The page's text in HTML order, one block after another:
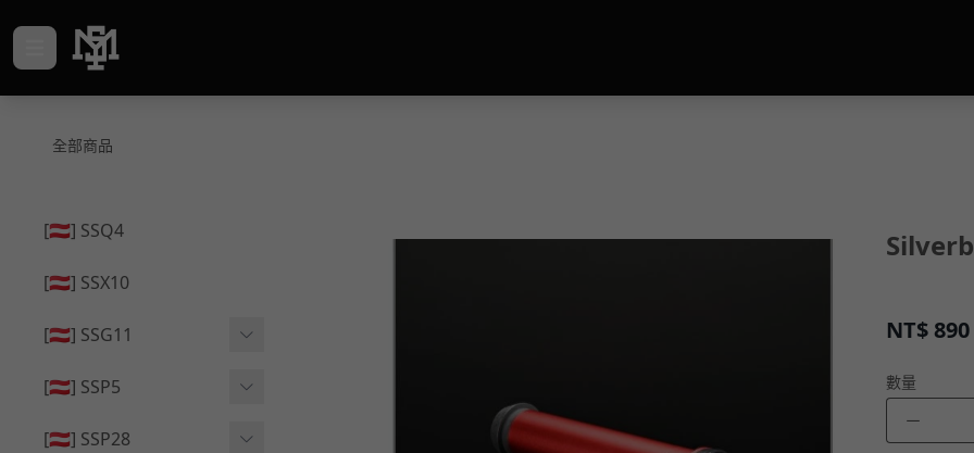
全部商品
[🇦🇹] SSQ4
[🇦🇹] SSX10
[🇦🇹] SSG11
🔄 原廠 ⧸ 零件
[🇦🇹] SSP5
🔄 原廠 ⧸ 零件
[🇦🇹] SSP28
NT$890
數量
－